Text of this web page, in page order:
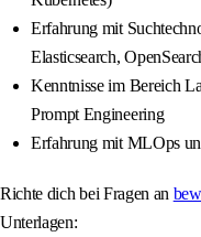
Erfahrung mit
Elasticsearch,
Kenntnisse im Bereich
Prompt Engineering
Erfahrung mit MLOps
Richte dich bei Fragen an
Unterlagen: